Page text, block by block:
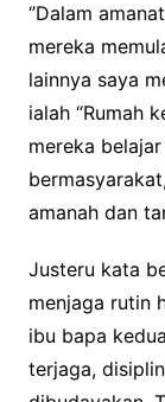
‘’Dalam
mereka
lainnya saya
ialah “Rumah
mereka
amanah dan
Justeru kata
menjaga rutin
ibu bapa
terjaga,